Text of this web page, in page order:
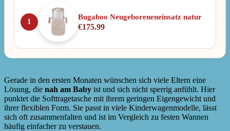
1
Bugaboo Neugeboreneneinsatz natur
€175.99
Gerade in den ersten Monaten wünschen sich viele Eltern eine
Lösung, die nah am Baby ist und sich nicht sperrig anfühlt. Hier
punktet die Softtragetasche mit ihrem geringen Eigengewicht und
ihrer flexiblen Form. Sie passt in viele Kinderwagenmodelle, lässt
sich oft zusammenfalten und ist im Vergleich zu festen Wannen
häufig einfacher zu verstauen.